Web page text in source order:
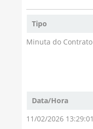
Tipo
Minuta do Contrato
Data/Hora
11/02/2026 13:29:01